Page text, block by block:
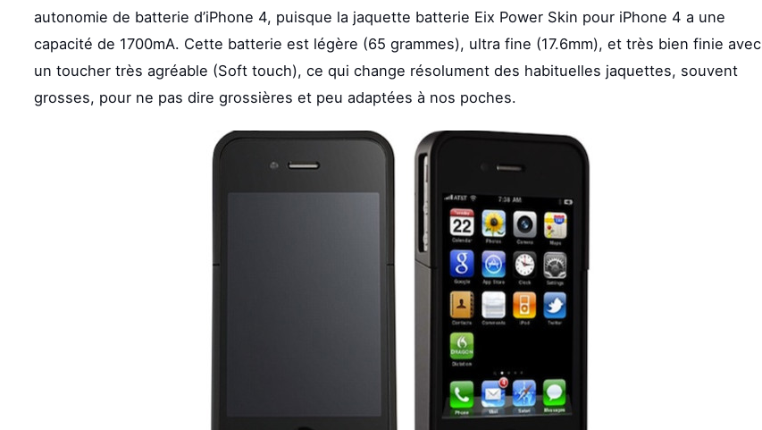
autonomie de batterie d’iPhone 4, puisque la jaquette batterie Eix Power Skin pour iPhone 4 a une
capacité de 1700mA. Cette batterie est légère (65 grammes), ultra fine (17.6mm), et très bien finie avec
un toucher très agréable (Soft touch), ce qui change résolument des habituelles jaquettes, souvent
grosses, pour ne pas dire grossières et peu adaptées à nos poches.